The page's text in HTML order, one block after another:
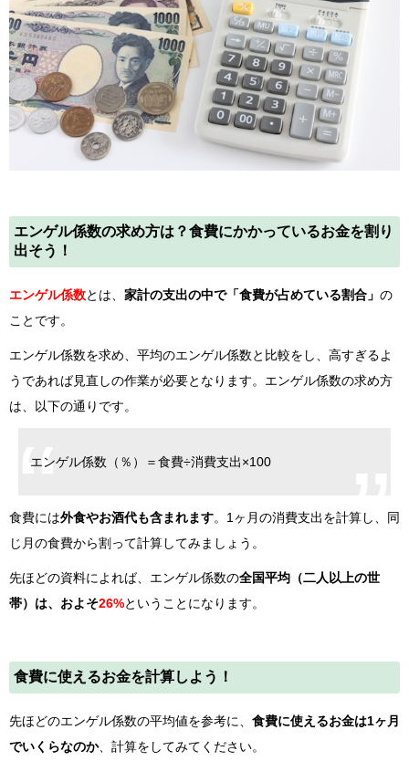
エンゲル係数の求め方は？食費にかかっているお金を割り
出そう！
エンゲル係数とは、 家計の支出の中で「食費が占めている割合」 の
ことです。
エンゲル係数を求め、平均のエンゲル係数と比較をし、高すぎるよ
うであれば見直しの作業が必要となります。エンゲル係数の求め方
は、以下の通りです。
エンゲル係数（％）＝食費÷消費支出×100
食費には外食やお酒代も含まれます。1ヶ月の消費支出を計算し、同
じ月の食費から割って計算してみましょう。
先ほどの資料によれば、エンゲル係数の全国平均（二人以上の世
帯）は、およそ26%ということになります。
食費に使えるお金を計算しよう！
先ほどのエンゲル係数の平均値を参考に、 食費に使えるお金は1ヶ月
でいくらなのか、計算をしてみてください。